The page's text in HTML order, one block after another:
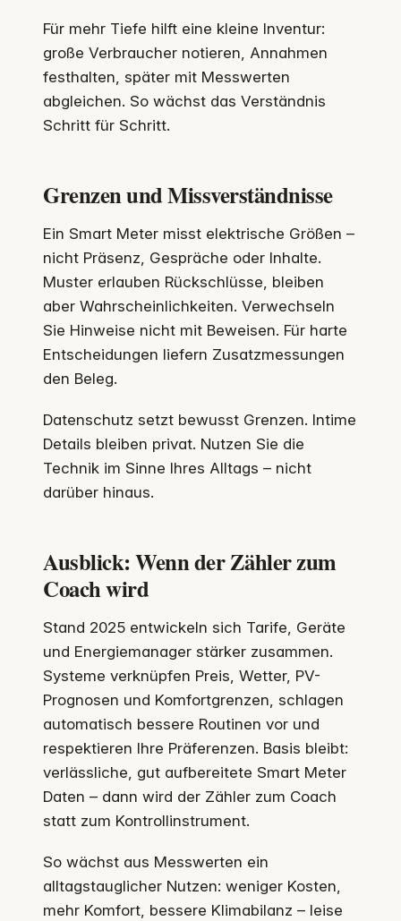
Für mehr Tiefe hilft eine kleine Inventur:
große Verbraucher notieren, Annahmen
festhalten, später mit Messwerten
abgleichen. So wächst das Verständnis
Schritt für Schritt.
Grenzen und Missverständnisse
Ein Smart Meter misst elektrische Größen –
nicht Präsenz, Gespräche oder Inhalte.
Muster erlauben Rückschlüsse, bleiben
aber Wahrscheinlichkeiten. Verwechseln
Sie Hinweise nicht mit Beweisen. Für harte
Entscheidungen liefern Zusatzmessungen
den Beleg.
Datenschutz setzt bewusst Grenzen. Intime
Details bleiben privat. Nutzen Sie die
Technik im Sinne Ihres Alltags – nicht
darüber hinaus.
Ausblick: Wenn der Zähler zum
Coach wird
Stand 2025 entwickeln sich Tarife, Geräte
und Energiemanager stärker zusammen.
Systeme verknüpfen Preis, Wetter, PV-
Prognosen und Komfortgrenzen, schlagen
automatisch bessere Routinen vor und
respektieren Ihre Präferenzen. Basis bleibt:
verlässliche, gut aufbereitete Smart Meter
Daten – dann wird der Zähler zum Coach
statt zum Kontrollinstrument.
So wächst aus Messwerten ein
alltagstauglicher Nutzen: weniger Kosten,
mehr Komfort, bessere Klimabilanz – leise